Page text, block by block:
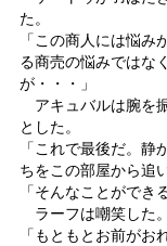
た。
「この商人には悩み
る商売の悩みではな
が・・・」
アキュバルは腕を
とした。
「これで最後だ。静
ちをこの部屋から追
「そんなことができ
ラーフは嘲笑した。
「もともとお前がお